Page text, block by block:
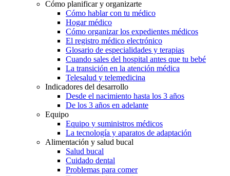
Cómo planificar y organizarte
Cómo hablar con tu médico
Hogar médico
Cómo organizar los expedientes médicos
El registro médico electrónico
Glosario de especialidades y terapias
Cuando sales del hospital antes que tu bebé
La transición en la atención médica
Telesalud y telemedicina
Indicadores del desarrollo
Desde el nacimiento hasta los 3 años
De los 3 años en adelante
Equipo
Equipo y suministros médicos
La tecnología y aparatos de adaptación
Alimentación y salud bucal
Salud bucal
Cuidado dental
Problemas para comer